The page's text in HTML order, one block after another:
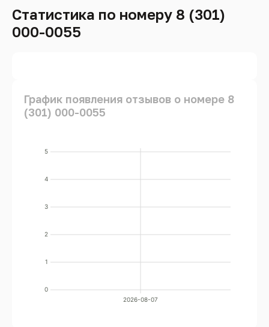
Статистика по номеру 8 (301)
000-0055
График появления отзывов о номере 8
(301) 000-0055
0
1
2
3
4
5
2026-08-07